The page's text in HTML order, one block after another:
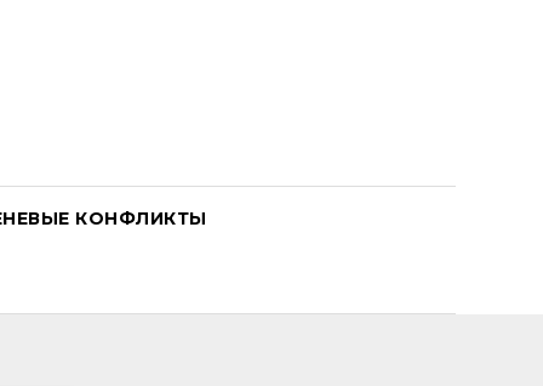
КОНФЛИКТЫ